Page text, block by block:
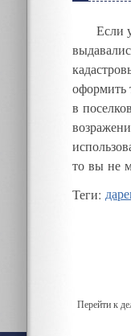
Если
оформить
в
то вы не
Теги:
Перейти к